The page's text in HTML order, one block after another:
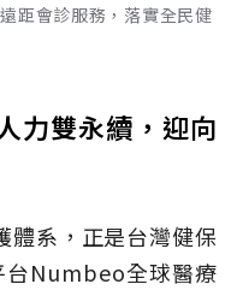
距會診服務，落實全民健
力雙永續，迎向
體系，正是台灣健保
台Numbeo全球醫療